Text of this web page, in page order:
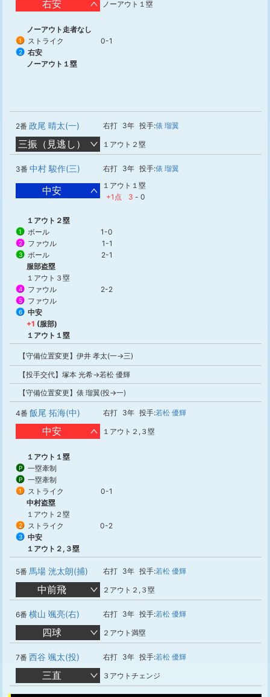
右安 ノーアウト１塁
ノーアウト走者なし
1 ストライク 0-1
2
右安
ノーアウト１塁
2番 政尾 晴太(一) 右打 3年 投手:俵 瑠翼
三振（見逃し） １アウト２塁
3番 中村 駿作(三) 右打 3年 投手:俵 瑠翼
中安
１アウト１塁
+1点
3 - 0
１アウト２塁
1 ボール 1-0
2 ファウル 1-1
3 ボール
2-1
服部盗塁
１アウト３塁
4 ファウル 2-2
5 ファウル
6
中安
+1 (服部)
１アウト１塁
【守備位置変更】伊井 孝太(一→三)
【投手交代】塚本 光希→若松 優輝
【守備位置変更】俵 瑠翼(投→一)
4番 飯尾 拓海(中) 右打 3年 投手:若松 優輝
中安 １アウト２,３塁
１アウト１塁
P 一塁牽制
P 一塁牽制
1 ストライク
0-1
中村盗塁
１アウト２塁
2 ストライク 0-2
3
中安
１アウト２,３塁
5番 馬場 洸太朗(捕) 右打 3年 投手:若松 優輝
中前飛 ２アウト２,３塁
6番 横山 颯亮(右) 右打 3年 投手:若松 優輝
四球 ２アウト満塁
7番 西谷 颯太(投) 右打 3年 投手:若松 優輝
三直 ３アウトチェンジ